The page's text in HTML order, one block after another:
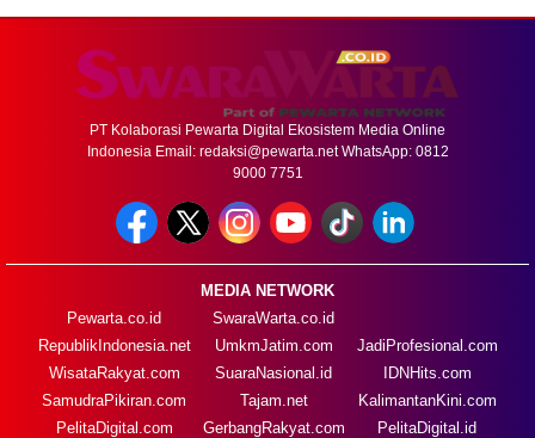
PT Kolaborasi Pewarta Digital Ekosistem Media Online
Indonesia Email: redaksi@pewarta.netWhatsApp: 0812
9000 7751
MEDIA NETWORK
Pewarta.co.id
RepublikIndonesia.net
WisataRakyat.com
SamudraPikiran.com
PelitaDigital.com
SwaraWarta.co.id
UmkmJatim.com
SuaraNasional.id
Tajam.net
GerbangRakyat.com
JadiProfesional.com
IDNHits.com
KalimantanKini.com
PelitaDigital.id